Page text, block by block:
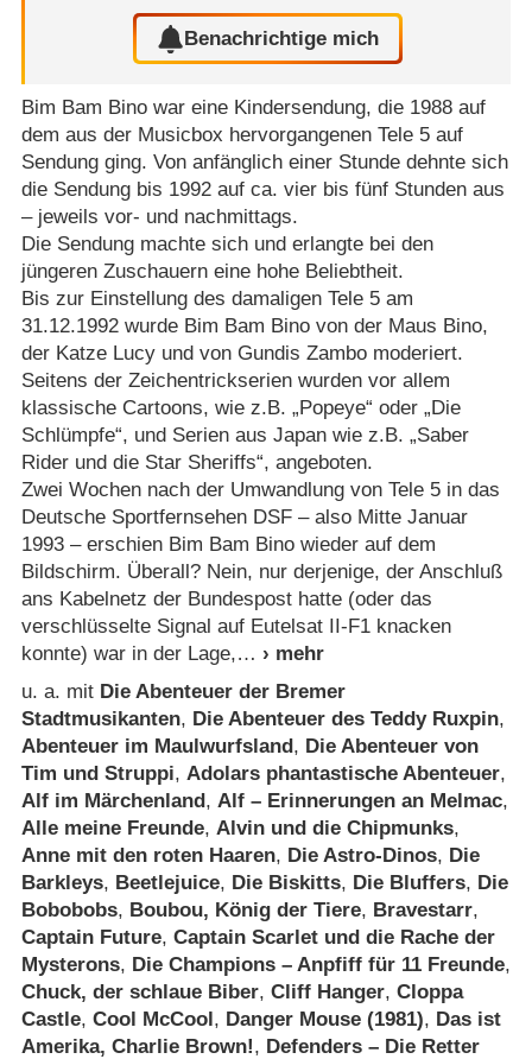
Benachrichtige mich
Bim Bam Bino war eine Kindersendung, die 1988 auf
dem aus der Musicbox hervorgangenen Tele 5 auf
Sendung ging. Von anfänglich einer Stunde dehnte sich
die Sendung bis 1992 auf ca. vier bis fünf Stunden aus
– jeweils vor- und nachmittags.
Die Sendung machte sich und erlangte bei den
jüngeren Zuschauern eine hohe Beliebtheit.
Bis zur Einstellung des damaligen Tele 5 am
31.12.1992 wurde Bim Bam Bino von der Maus Bino,
der Katze Lucy und von Gundis Zambo moderiert.
Seitens der Zeichentrickserien wurden vor allem
klassische Cartoons, wie z.B. „Popeye“ oder „Die
Schlümpfe“, und Serien aus Japan wie z.B. „Saber
Rider und die Star Sheriffs“, angeboten.
Zwei Wochen nach der Umwandlung von Tele 5 in das
Deutsche Sportfernsehen DSF – also Mitte Januar
1993 – erschien Bim Bam Bino wieder auf dem
Bildschirm. Überall? Nein, nur derjenige, der Anschluß
ans Kabelnetz der Bundespost hatte (oder das
verschlüsselte Signal auf Eutelsat II-F1 knacken
konnte) war in der Lage,
u. a. mit Die Abenteuer der Bremer
Stadtmusikanten, Die Abenteuer des Teddy Ruxpin,
Abenteuer im Maulwurfsland, Die Abenteuer von
Tim und Struppi, Adolars phantastische Abenteuer,
Alf im Märchenland, Alf – Erinnerungen an Melmac,
Alle meine Freunde, Alvin und die Chipmunks,
Anne mit den roten Haaren, Die Astro-Dinos, Die
Barkleys, Beetlejuice, Die Biskitts, Die Bluffers, Die
Bobobobs, Boubou, König der Tiere, Bravestarr,
Captain Future, Captain Scarlet und die Rache der
Mysterons, Die Champions – Anpfiff für 11 Freunde,
Chuck, der schlaue Biber, Cliff Hanger, Cloppa
Castle, Cool McCool, Danger Mouse (1981), Das ist
Amerika, Charlie Brown!, Defenders – Die Retter